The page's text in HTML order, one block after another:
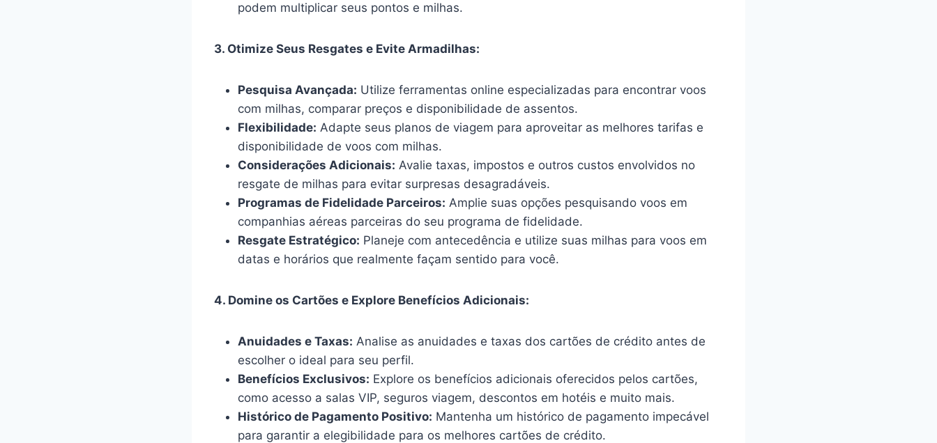
podem multiplicar seus pontos e milhas.
3. Otimize Seus Resgates e Evite Armadilhas:
Pesquisa Avançada: Utilize ferramentas online especializadas para encontrar voos
com milhas, comparar preços e disponibilidade de assentos.
Flexibilidade: Adapte seus planos de viagem para aproveitar as melhores tarifas e
disponibilidade de voos com milhas.
Considerações Adicionais: Avalie taxas, impostos e outros custos envolvidos no
resgate de milhas para evitar surpresas desagradáveis.
Programas de Fidelidade Parceiros: Amplie suas opções pesquisando voos em
companhias aéreas parceiras do seu programa de fidelidade.
Resgate Estratégico: Planeje com antecedência e utilize suas milhas para voos em
datas e horários que realmente façam sentido para você.
4. Domine os Cartões e Explore Benefícios Adicionais:
Anuidades e Taxas: Analise as anuidades e taxas dos cartões de crédito antes de
escolher o ideal para seu perfil.
Benefícios Exclusivos: Explore os benefícios adicionais oferecidos pelos cartões,
como acesso a salas VIP, seguros viagem, descontos em hotéis e muito mais.
Histórico de Pagamento Positivo: Mantenha um histórico de pagamento impecável
para garantir a elegibilidade para os melhores cartões de crédito.